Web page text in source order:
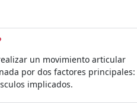
un movimiento articular
por dos factores principales:
implicados.